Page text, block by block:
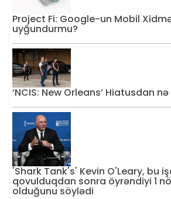
Project Fi: Google-un Mobil
uyğundurmu?
‘NCIS: New Orleans’ Hiatusdan
'Shark Tank's' Kevin O'Leary, bu
qovulduqdan sonra öyrəndiyi 1
olduğunu söylədi